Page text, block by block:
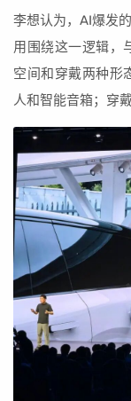
李想认为，AI爆发
用围绕这一逻辑，
空间和穿戴两种形
人和智能音箱；穿